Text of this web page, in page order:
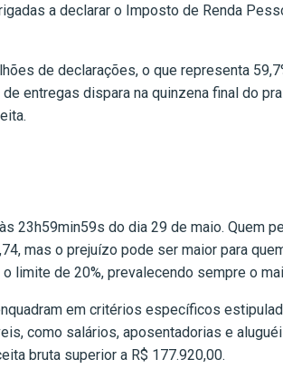
a declarar o Imposto de Renda
de declarações, o que representa
entregas dispara na quinzena final do
23h59min59s do dia 29 de maio. Quem
mas o prejuízo pode ser maior para
limite de 20%, prevalecendo sempre o
em critérios específicos
como salários, aposentadorias e
bruta superior a R$ 177.920,00.